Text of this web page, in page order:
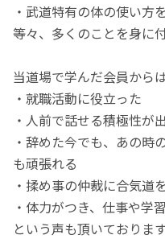
・武道特有の体の使い
等々、多くのことを身に
当道場で学んだ会員からは
・就職活動に役立った
・人前で話せる積極性が
・辞めた今でも、あの時
も頑張れる
・揉め事の仲裁に合気道
・体力がつき、仕事や学
という声も頂いております